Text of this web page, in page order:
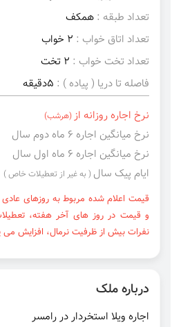
تعداد طبقه : همکف
تعداد اتاق خواب : 2 خواب
تعداد تخت خواب : 2 تخت
فاصله تا دریا ( پیاده ) : 5دقیقه
نرخ اجاره روزانه از (هرشب)
نرخ میانگین اجاره ۶ ماه دوم سال
نرخ میانگین اجاره ۶ ماه اول سال
ایام پیک سال ( به غیر از تعطیلات خاص )
قیمت اعلام شده مربوط به روزهای
و قیمت در روز های آخر هفته،
نفرات بیش از ظرفیت نرمال، افزایش می
درباره ملک
اجاره ویلا استخردار در رامسر